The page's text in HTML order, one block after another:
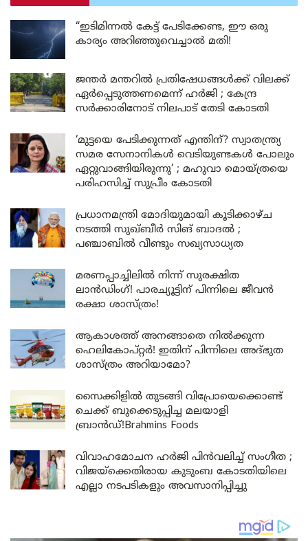
“ഇടിമിന്നൽ കേട്ട് പേടിക്കേണ്ട, ഈ ഒരു
കാര്യം അറിഞ്ഞുവെച്ചാൽ മതി!
ജന്തർ മന്തറിൽ പ്രതിഷേധങ്ങൾക്ക് വിലക്ക്
ഏർപ്പെടുത്തണമെന്ന് ഹർജി ; കേന്ദ്ര
സർക്കാരിനോട് നിലപാട് തേടി കോടതി
‘മുട്ടയെ പേടിക്കുന്നത് എന്തിന്? സ്വാതന്ത്ര്യ
സമര സേനാനികൾ വെടിയുണ്ടകൾ പോലും
ഏറ്റുവാങ്ങിയിരുന്നു’ ; മഹുവാ മൊയ്ത്രയെ
പരിഹസിച്ച് സുപ്രീം കോടതി
പ്രധാനമന്ത്രി മോദിയുമായി കൂടിക്കാഴ്ച
നടത്തി സുഖ്ബീർ സിങ് ബാദൽ ;
പഞ്ചാബിൽ വീണ്ടും സഖ്യസാധ്യത
മരണപ്പാച്ചിലിൽ നിന്ന് സുരക്ഷിത
ലാൻഡിംഗ്! പാരച്യൂട്ടിന് പിന്നിലെ ജീവൻ
രക്ഷാ ശാസ്ത്രം!
ആകാശത്ത് അനങ്ങാതെ നില്‍ക്കുന്ന
ഹെലികോപ്റ്റര്‍! ഇതിന് പിന്നിലെ അദ്ഭുത
ശാസ്ത്രം അറിയാമോ?
സൈക്കിളിൽ തുടങ്ങി വിപ്രോയെക്കൊണ്ട്
ചെക്ക് ബുക്കെടുപ്പിച്ച മലയാളി
ബ്രാൻഡ്!Brahmins Foods
വിവാഹമോചന ഹർജി പിൻവലിച്ച് സംഗീത ;
വിജയ്ക്കെതിരായ കുടുംബ കോടതിയിലെ
എല്ലാ നടപടികളും അവസാനിപ്പിച്ചു